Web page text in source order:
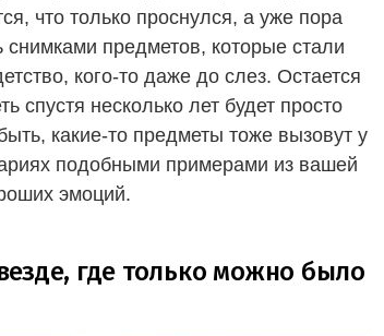
что только проснулся, а уже пора
снимками предметов, которые стали
кого-то даже до слез. Остается
спустя несколько лет будет просто
какие-то предметы тоже вызовут у
подобными примерами из вашей
эмоций.
где только можно было